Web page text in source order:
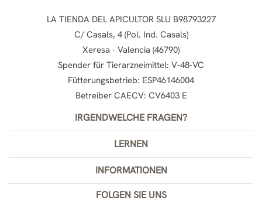
LA TIENDA DEL APICULTOR SLU B98793227
C/ Casals, 4 (Pol. Ind. Casals)
Xeresa - Valencia (46790)
Spender für Tierarzneimittel: V-48-VC
Fütterungsbetrieb: ESP46146004
Betreiber CAECV: CV6403 E
IRGENDWELCHE FRAGEN?
LERNEN
INFORMATIONEN
FOLGEN SIE UNS